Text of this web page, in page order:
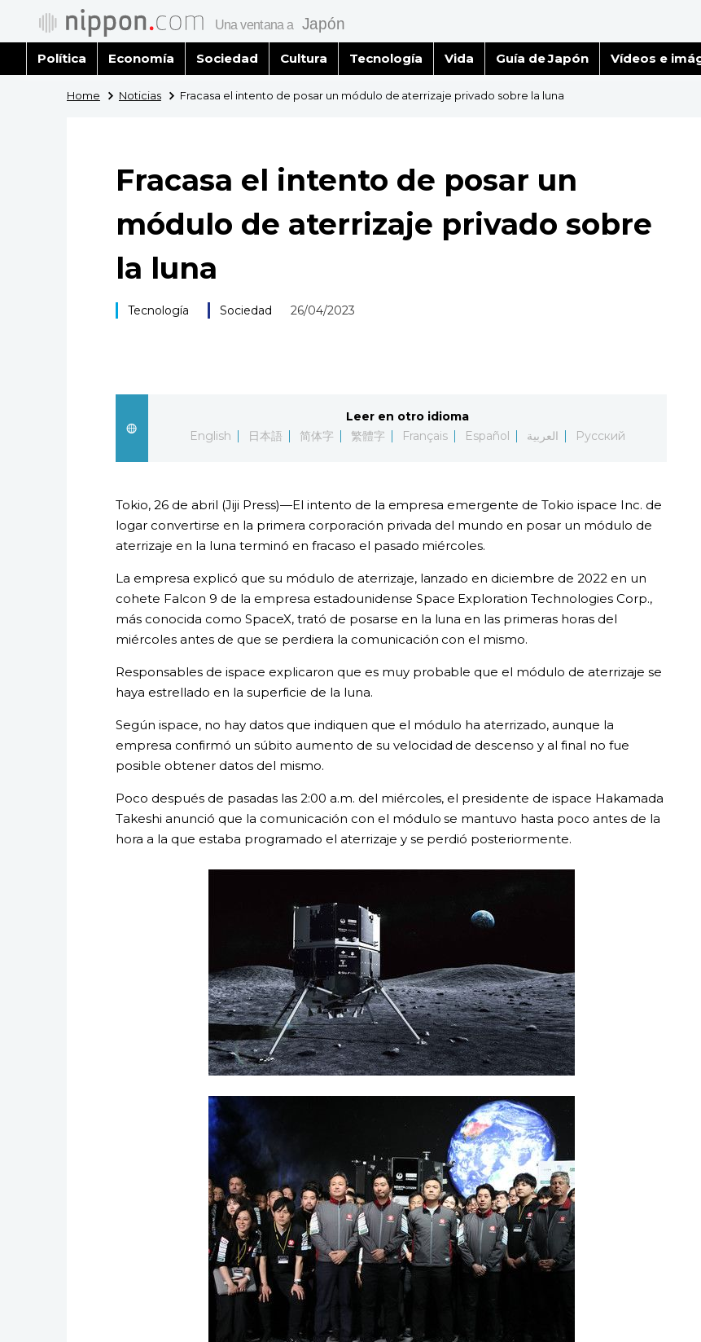
Política Economía Sociedad Cultura Tecnología Vida Guía de Japón Vídeos e
Home Noticias Fracasa el intento de posar un módulo de aterrizaje privado sobre la luna
Fracasa el intento de posar un
módulo de aterrizaje privado sobre
la luna
Tecnología Sociedad 26/04/2023
Leer en otro idioma
English
日本語 简体字 繁體字 Français Español العربية Русский
Tokio, 26 de abril (Jiji Press)—El intento de la empresa emergente de Tokio ispace Inc. de
logar convertirse en la primera corporación privada del mundo en posar un módulo de
aterrizaje en la luna terminó en fracaso el pasado miércoles.
La empresa explicó que su módulo de aterrizaje, lanzado en diciembre de 2022 en un
cohete Falcon 9 de la empresa estadounidense Space Exploration Technologies Corp.,
más conocida como SpaceX, trató de posarse en la luna en las primeras horas del
miércoles antes de que se perdiera la comunicación con el mismo.
Responsables de ispace explicaron que es muy probable que el módulo de aterrizaje se
haya estrellado en la superficie de la luna.
Según ispace, no hay datos que indiquen que el módulo ha aterrizado, aunque la
empresa confirmó un súbito aumento de su velocidad de descenso y al final no fue
posible obtener datos del mismo.
Poco después de pasadas las 2:00 a.m. del miércoles, el presidente de ispace Hakamada
Takeshi anunció que la comunicación con el módulo se mantuvo hasta poco antes de la
hora a la que estaba programado el aterrizaje y se perdió posteriormente.